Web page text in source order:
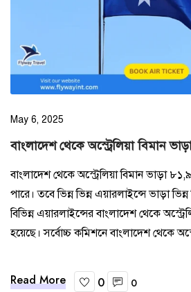
May 6, 2025
বাংলাদেশ থেকে অস্ট্রেলিয়া বিমান
বাংলাদেশ থেকে অস্ট্রেলিয়া বিমান ভাড়া
পারে। তবে ভিন্ন ভিন্ন এয়ারলাইন্সে ভাড়া
বিভিন্ন এয়ারলাইন্সের বাংলাদেশ থেকে
হয়েছে। সর্বোচ্চ কমিশনে বাংলাদেশ থেকে
Read More 0 0